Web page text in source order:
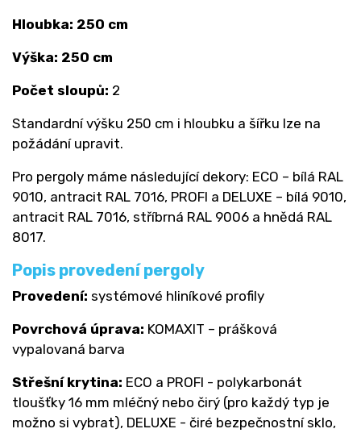
Hloubka: 250 cm
Výška: 250 cm
Počet sloupů: 2
Standardní výšku 250 cm i hloubku a šířku lze na
požádání upravit.
Pro pergoly máme následující dekory: ECO – bílá RAL
9010, antracit RAL 7016, PROFI a DELUXE – bílá 9010,
antracit RAL 7016, stříbrná RAL 9006 a hnědá RAL
8017.
Popis provedení pergoly
Provedení: systémové hliníkové profily
Povrchová úprava: KOMAXIT – prášková
vypalovaná barva
Střešní krytina: ECO a PROFI - polykarbonát
tloušťky 16 mm mléčný nebo čirý (pro každý typ je
možno si vybrat), DELUXE - čiré bezpečnostní sklo,